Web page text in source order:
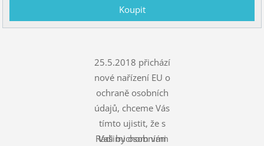
25.5.2018 přichází
nové nařízení EU o
ochraně osobních
údajů, chceme Vás
tímto ujistit, že s
Vašimi osobními
Rádi bychom vám